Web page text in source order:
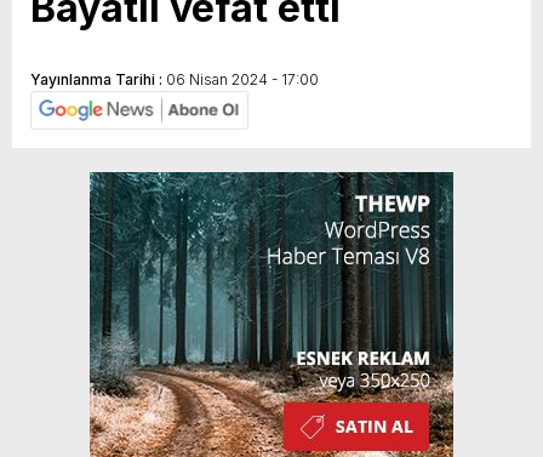
Yayınlanma Tarihi : 06 Nisan 2024 - 17:00